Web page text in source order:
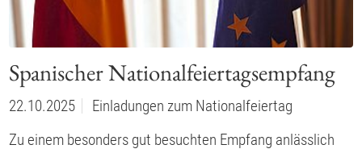
Spanischer Nationalfeiertagsempfang
22.10.2025
Einladungen zum Nationalfeiertag
Zu einem besonders gut besuchten Empfang anlässlich